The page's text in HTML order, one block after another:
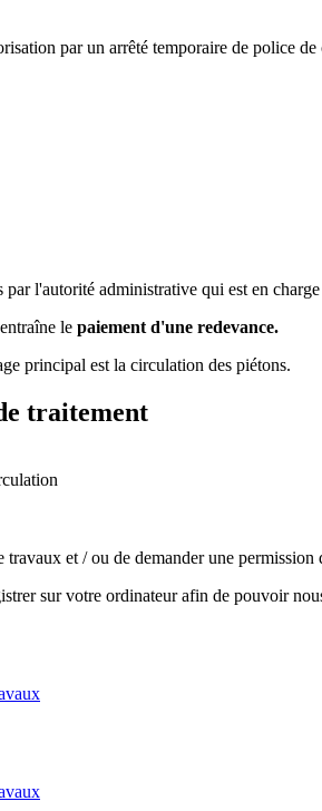
par un arrêté temporaire de police
l'autorité administrative qui est en
le paiement d'une redevance.
principal est la circulation des piétons.
traitement
travaux et / ou de demander une
sur votre ordinateur afin de pouvoir